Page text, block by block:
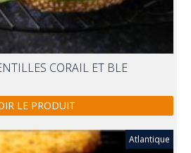
CORAIL ET BLE
LE PRODUIT
Atlantique